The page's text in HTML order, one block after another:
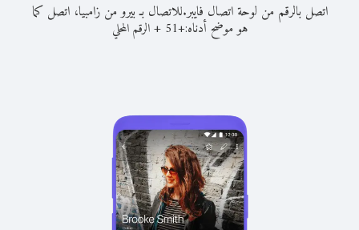
اتصل بالرقم من لوحة اتصال فايبر.للاتصال بـ بيرو من زامبيا، اتصل كما
هو موضح أدناه:+
51
+الرقم المحلي